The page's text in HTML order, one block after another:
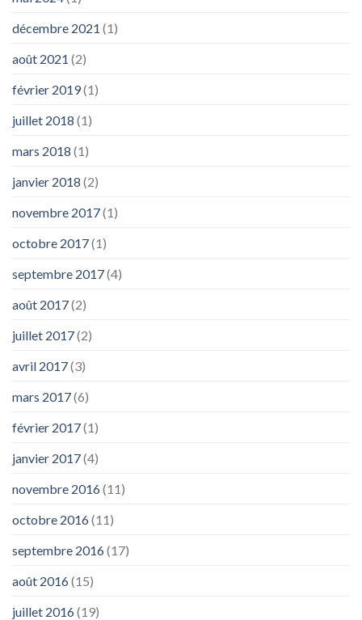
décembre 2021 (1)
août 2021 (2)
février 2019(1)
juillet 2018 (1)
mars 2018 (1)
janvier 2018 (2)
novembre 2017(1)
octobre 2017(1)
septembre 2017(4)
août 2017(2)
juillet 2017(2)
avril 2017(3)
mars 2017(6)
février 2017(1)
janvier 2017(4)
novembre 2016(11)
octobre 2016(11)
septembre 2016(17)
août 2016(15)
juillet 2016(19)